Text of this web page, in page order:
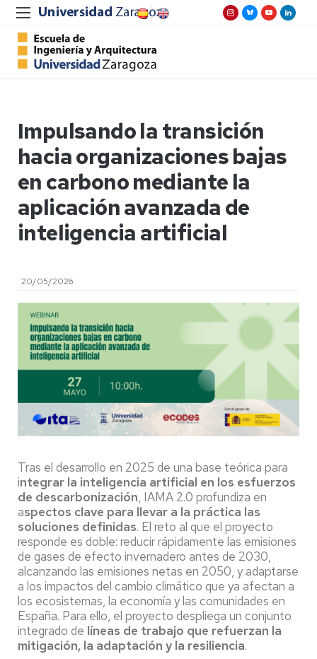
Impulsando la transición
hacia organizaciones bajas
en carbono mediante la
aplicación avanzada de
inteligencia artificial
20/05/2026
Tras el desarrollo en 2025 de una base teórica para
integrar la inteligencia artificial en los esfuerzos
de descarbonización, IAMA 2.0 profundiza en
aspectos clave para llevar a la práctica las
soluciones definidas. El reto al que el proyecto
responde es doble: reducir rápidamente las emisiones
de gases de efecto invernadero antes de 2030,
alcanzando las emisiones netas en 2050, y adaptarse
a los impactos del cambio climático que ya afectan a
los ecosistemas, la economía y las comunidades en
España. Para ello, el proyecto despliega un conjunto
integrado de líneas de trabajo que refuerzan la
mitigación, la adaptación y la resiliencia.